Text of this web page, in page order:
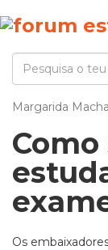
Margarida
Os